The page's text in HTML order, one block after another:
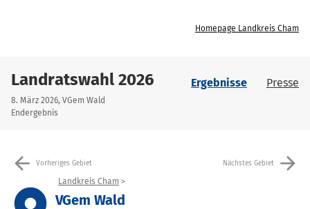
Homepage Landkreis Cham
Landratswahl 2026
8. März 2026, VGem Wald
Endergebnis
Ergebnisse Presse
arrow_back Vorheriges Gebiet Nächstes Gebiet arrow_forward
Landkreis Cham
VGem Wald